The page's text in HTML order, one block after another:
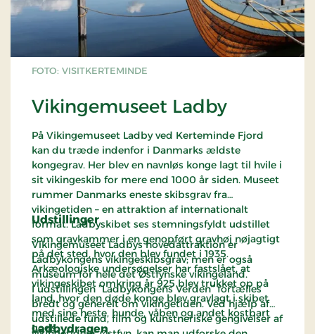
FOTO: VISITKERTEMINDE
Vikingemuseet Ladby
På Vikingemuseet Ladby ved Kerteminde Fjord
kan du træde indenfor i Danmarks ældste
kongegrav. Her blev en navnløs konge lagt til hvile i
sit vikingeskib for mere end 1000 år siden. Museet
rummer Danmarks eneste skibsgrav fra
vikingetiden – en attraktion af internationalt
format. Ladbyskibet ses stemningsfyldt udstillet
som gravkammer i en genopført gravhøj nøjagtigt
på det sted, hvor den blev fundet i 1935.
Arkæologiske undersøgelser har fastslået, at
vikingeskibet omkring år 925 blev trukket op på
land, hvor den døde konge blev gravlagt i skibet
med sine heste, hunde, våben og andet kostbart
gods.
Udstillinger
Vikingemuseet Ladbys hovedattraktion er
Ladbykongens vikingeskibsgrav; men er også
museum for hele det Østfynske vikingeland.
I udstillingen ”Ladbykongens Verden” fortælles
bredt og generelt om vikingetiden. Ved hjælp af
udstillede fund, film og kunstneriske gengivelser af
Ladbydragen